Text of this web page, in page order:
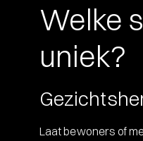
Welke
uniek?
Laat bewoners of